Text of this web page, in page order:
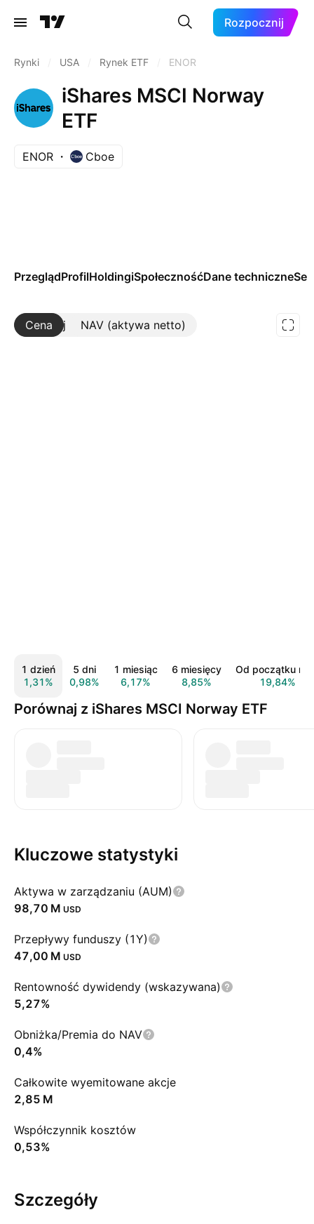
Rozpocznij
Rynki USA Rynek ETF ENOR
iShares MSCI Norway
ETF
ENOR Cboe
PrzeglądProfilHoldingiSpołecznośćDane techniczne
Cena NAV (aktywa netto)
Więcej
1 dzień
1,31%
5 dni
0,98%
1 miesiąc
6,17%
6 miesięcy
8,85%
Od początku
19,84%
Porównaj z iShares MSCI Norway ETF
Kluczowe statystyki
Aktywa w zarządzaniu (AUM)
‪98,70 M‬ USD
Przepływy funduszy (1Y)
‪47,00 M‬ USD
Rentowność dywidendy (wskazywana)
5,27%
Obniżka/Premia do NAV
0,4%
Całkowite wyemitowane akcje
‪2,85 M‬
Współczynnik kosztów
0,53%
Szczegóły